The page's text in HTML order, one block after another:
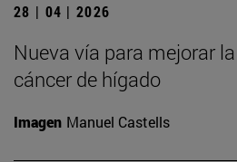
28 | 04 | 2026
Nueva vía para mejorar
cáncer de hígado
Imagen Manuel Castells